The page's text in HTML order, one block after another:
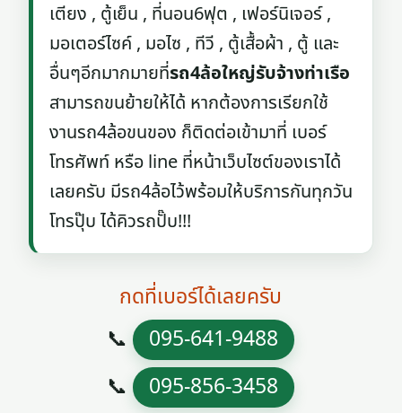
เตียง , ตู้เย็น , ที่นอน6ฟุต , เฟอร์นิเจอร์ ,
มอเตอร์ไซค์ , มอไซ , ทีวี , ตู้เสื้อผ้า , ตู้ และ
อื่นๆอีกมากมายที่รถ4ล้อใหญ่รับจ้างท่าเรือ
สามารถขนย้ายให้ได้ หากต้องการเรียกใช้
งานรถ4ล้อขนของ ก็ติดต่อเข้ามาที่ เบอร์
โทรศัพท์ หรือ line ที่หน้าเว็บไซต์ของเราได้
เลยครับ มีรถ4ล้อไว้พร้อมให้บริการกันทุกวัน
โทรปุ๊บ ได้คิวรถปั๊บ!!!
กดที่เบอร์ได้เลยครับ
📞 095-641-9488
📞 095-856-3458